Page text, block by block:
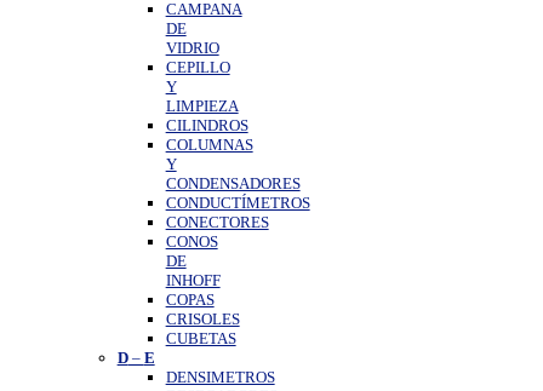
CAMPANA
DE
VIDRIO
CEPILLO
Y
LIMPIEZA
CILINDROS
COLUMNAS
Y
CONDENSADORES
CONDUCTÍMETROS
CONECTORES
CONOS
DE
INHOFF
COPAS
CRISOLES
CUBETAS
D– E
DENSIMETROS